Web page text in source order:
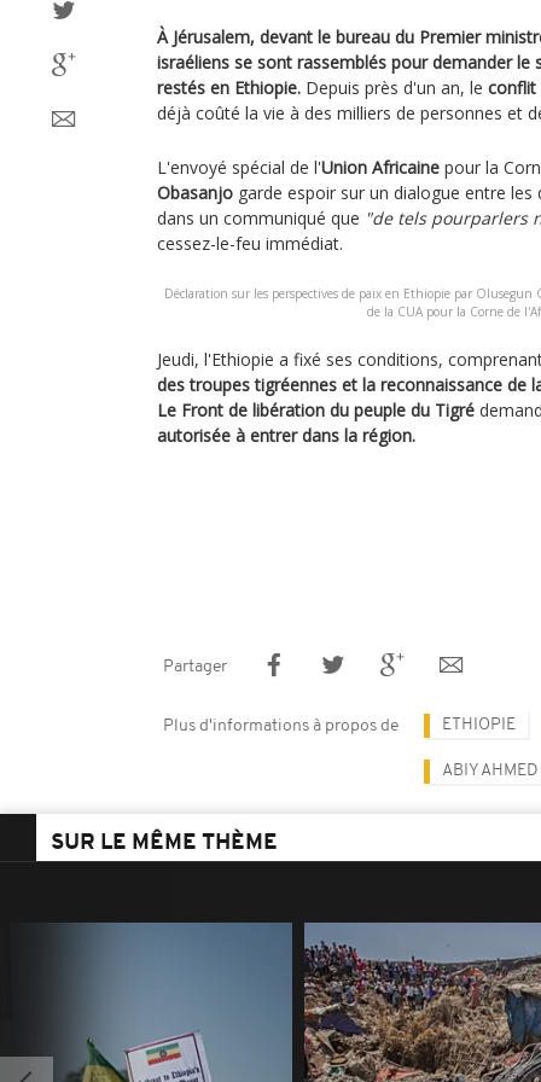
À Jérusalem, devant le bureau du Premier
israéliens se sont rassemblés pour demander le
restés en Ethiopie. Depuis près d'un an, le conflit
déjà coûté la vie à des milliers de personnes et
L'envoyé spécial de l'Union Africaine pour la
Obasanjo garde espoir sur un dialogue entre
dans un communiqué que "de tels pourparlers
cessez-le-feu immédiat.
Déclaration sur les perspectives de paix en Ethiopie par
de la CUA pour la Corne de
Jeudi, l'Ethiopie a fixé ses conditions,
des troupes tigréennes et la reconnaissance de
Le Front de libération du peuple du Tigré
autorisée à entrer dans la région.
Partager
Plus d'informations à propos de ETHIOPIE
ABIY AHMED
SUR LE MÊME THÈME